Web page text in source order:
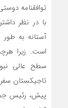
توافقنامه
با در نظر
آستانه به طور
است. زیرا
سطح عالی
تاجیکستان
پیش، رئیس